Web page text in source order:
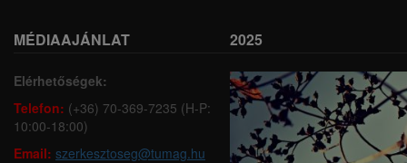
MÉDIAAJÁNLAT
Elérhetőségek:
Telefon: (+36) 70-369-7235 (H-P:
10:00-18:00)
Email: szerkesztoseg@tumag.hu
2025